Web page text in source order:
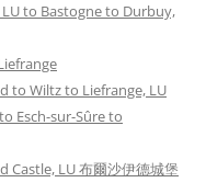
to Bastogne to Durbuy,
to Wiltz to Liefrange, LU
Esch-sur-Sûre to
Castle, LU 布爾沙伊德城堡